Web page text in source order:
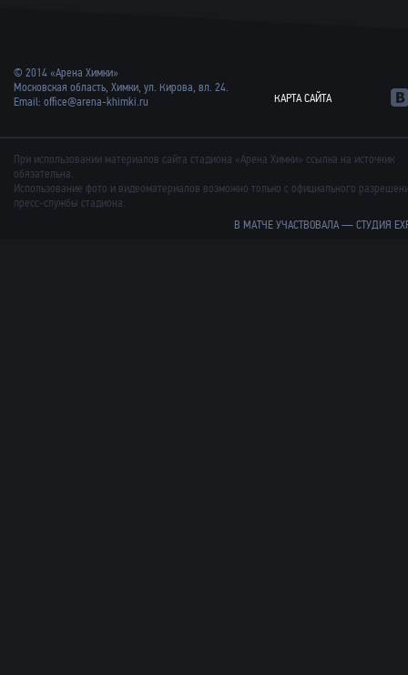
© 2014 «Арена Химки»
Московская область, Химки, ул. Кирова, вл. 24.
Email: office@arena-khimki.ru КАРТА САЙТА
При использовании материалов сайта стадиона «Арена Химки» ссылка на источник
обязательна.
Использование фото и видеоматериалов возможно только с официального
пресс-службы стадиона.
В МАТЧЕ УЧАСТВОВАЛА —СТУДИЯ